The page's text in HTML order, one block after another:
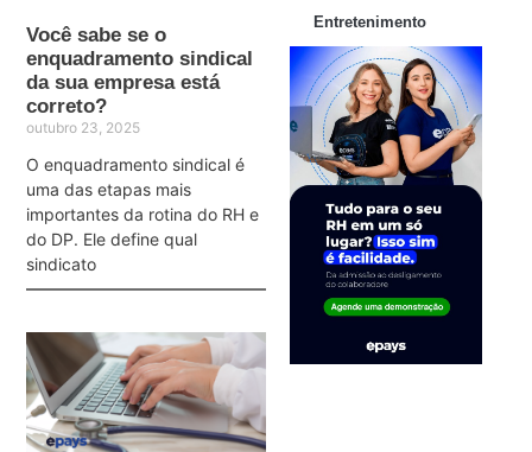
Você sabe se o
enquadramento sindical
da sua empresa está
correto?
outubro 23, 2025
O enquadramento sindical é
uma das etapas mais
importantes da rotina do RH e
do DP. Ele define qual
sindicato
Entretenimento